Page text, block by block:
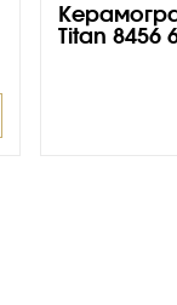
Titan 8456